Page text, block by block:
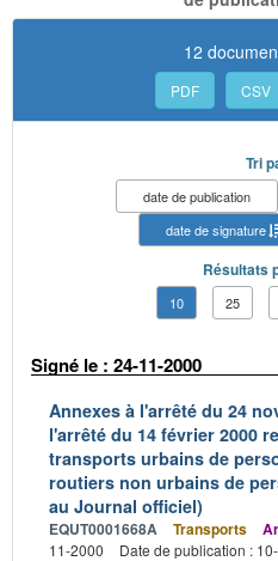
12
PDF CSV
Tri
date de publication
date de signature
Résultats
10 25
Signé le : 24-11-2000
Annexes à l'arrêté du 24
l'arrêté du 14 février 2000
transports urbains de
routiers non urbains de
au Journal officiel)
EQUT0001668A Transports
11-2000
Date de publication :